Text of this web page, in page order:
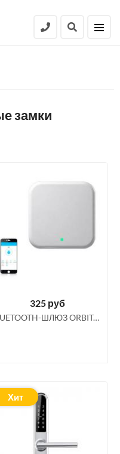
замки
325 руб
BLUETOOTH-ШЛЮЗ ORBITA G2 - КУПИТЬ ШЛЮЗ ДЛЯ ЭЛЕКТРОННЫХ ЗАМКОВ
Хит